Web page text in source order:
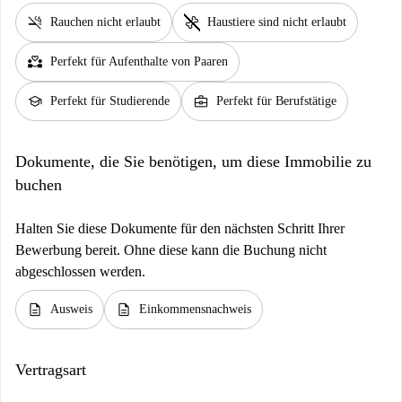
Erste Monatsmiete: 2.500 €
Kaution: 2.500 €
Endreinigung: 250 €
Gesamt: 5.250 €
Hinweis: Nach Bestätigung Ihrer Buchung werden Sie direkt von
Dieser wird Sie um die Zahlung der Kaution und der Nebenkosten für
den ersten Monat bitten (sofern diese nicht bereits in der über
Anweisungen zum weiteren Vorgehen bei der Vertragsunterzeichnung.
smoke_free Rauchen nicht erlaubt pet_supplies Haustiere sind nicht erlaubt
partner_heart Perfekt für Aufenthalte von Paaren
school Perfekt für Studierende business_center Perfekt für Berufstätige
Dokumente, die Sie benötigen, um diese Immobilie zu
buchen
Halten Sie diese Dokumente für den nächsten Schritt Ihrer
Bewerbung bereit. Ohne diese kann die Buchung nicht
abgeschlossen werden.
description Ausweis description Einkommensnachweis
Vertragsart